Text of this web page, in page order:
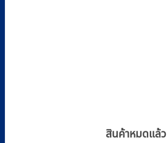
สินค้าหมดแล้ว